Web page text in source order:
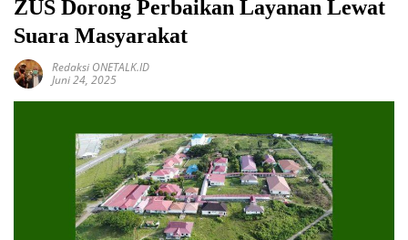
ZUS Dorong Perbaikan Layanan Lewat
Suara Masyarakat
Redaksi ONETALK.ID
Juni 24, 2025